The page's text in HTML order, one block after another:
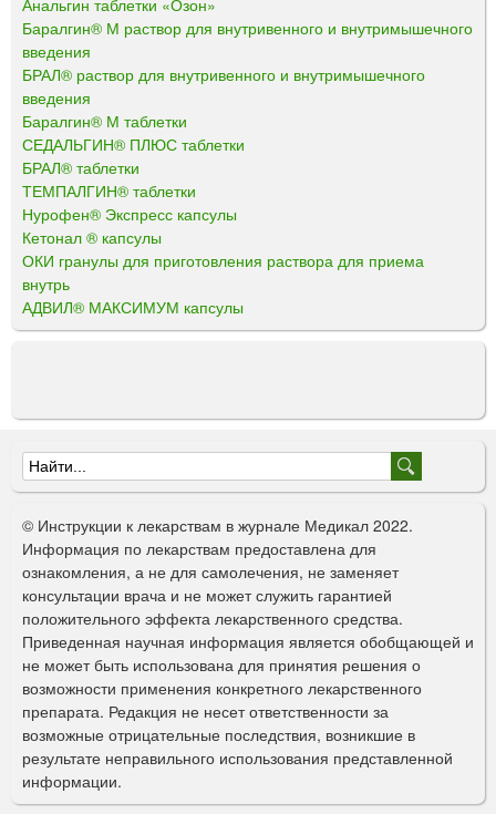
Баралгин® М раствор для внутривенного и внутримышечного
введения
БРАЛ® раствор для внутривенного и внутримышечного
введения
Баралгин® М таблетки
СЕДАЛЬГИН® ПЛЮС таблетки
БРАЛ® таблетки
ТЕМПАЛГИН® таблетки
Нурофен® Экспресс капсулы
Кетонал ® капсулы
ОКИ гранулы для приготовления раствора для приема
внутрь
АДВИЛ® МАКСИМУМ капсулы
Ф
о
р
м
а
п
о
и
с
к
© Инструкции к лекарствам в журнале Медикал 2022.
Информация по лекарствам предоставлена для
ознакомления, а не для самолечения, не заменяет
консультации врача и не может служить гарантией
положительного эффекта лекарственного средства.
Приведенная научная информация является обобщающей и
не может быть использована для принятия решения о
возможности применения конкретного лекарственного
препарата. Редакция не несет ответственности за
возможные отрицательные последствия, возникшие в
результате неправильного использования представленной
информации.